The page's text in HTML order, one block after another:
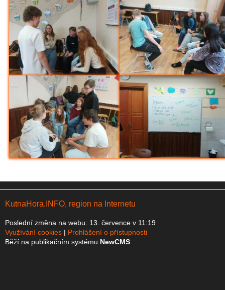
Sportovali i nesportovci
Olympijský den pátý -
z přehazované pro 1.st
Loučení Ekotýmu
KutnaHora.INFO, region na Internetu
Poslední změna na webu: 13. července v 11:19
Využívání cookies
Prohlášení o přístupnosti
Běží na publikačním systému NewCMS